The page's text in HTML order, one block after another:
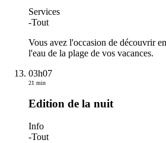
Services
-Tout
Vous avez l'occasion de découvrir
l'eau de la plage de vos vacances.
03h07
21 min
Edition de la nuit
Info
-Tout